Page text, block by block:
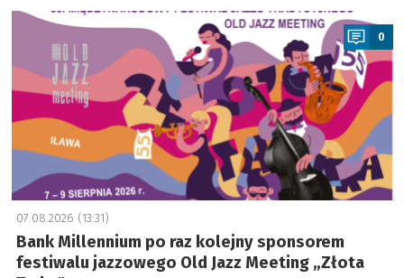
a
0
07.08.2026 (13:31)
Bank Millennium po raz kolejny sponsorem
festiwalu jazzowego Old Jazz Meeting „Złota